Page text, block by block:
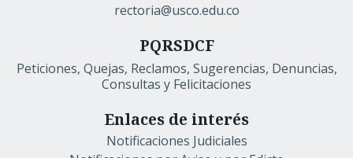
rectoria@usco.edu.co
PQRSDCF
Peticiones, Quejas, Reclamos, Sugerencias, Denuncias,
Consultas y Felicitaciones
Enlaces de interés
Notificaciones Judiciales